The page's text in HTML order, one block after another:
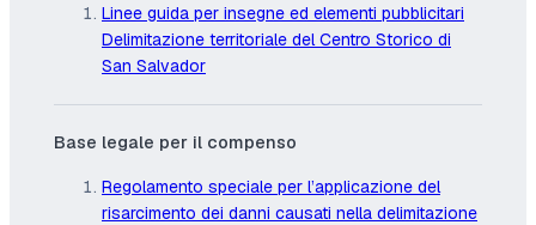
Linee guida per insegne ed elementi pubblicitari
Delimitazione territoriale del Centro Storico di
San Salvador
Base legale per il compenso
Regolamento speciale per l’applicazione del
risarcimento dei danni causati nella delimitazione